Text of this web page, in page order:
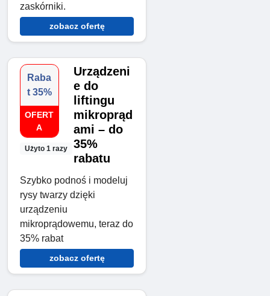
zaskórniki.
zobacz ofertę
Raba
t 35%
OFERT
A
Użyto 1 razy
Urządzeni
e do
liftingu
mikroprąd
ami – do
35%
rabatu
Szybko podnoś i modeluj
rysy twarzy dzięki
urządzeniu
mikroprądowemu, teraz do
35% rabat
zobacz ofertę